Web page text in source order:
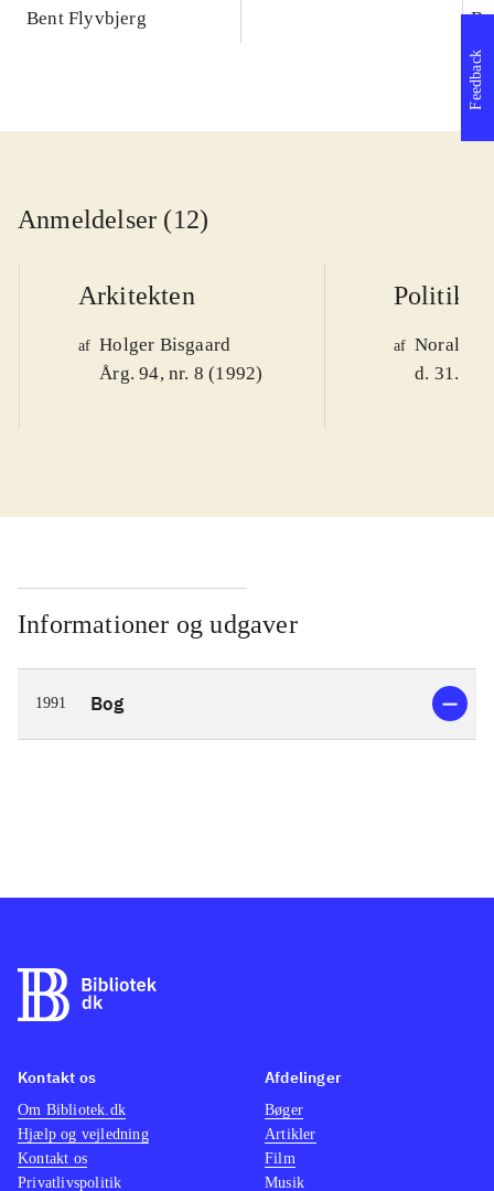
baseret studie af
Bent Flyvbjerg
Anmeldelser (12)
Arkitekten
af Holger Bisgaard
Årg. 94, nr. 8 (1992)
Politiken
af Noralv
d. 31.
Informationer og udgaver
1991 Bog
Feedback
Kontakt os
Om Bibliotek.dk
Hjælp og vejledning
Kontakt os
Privatlivspolitik
Afdelinger
Bøger
Artikler
Film
Musik